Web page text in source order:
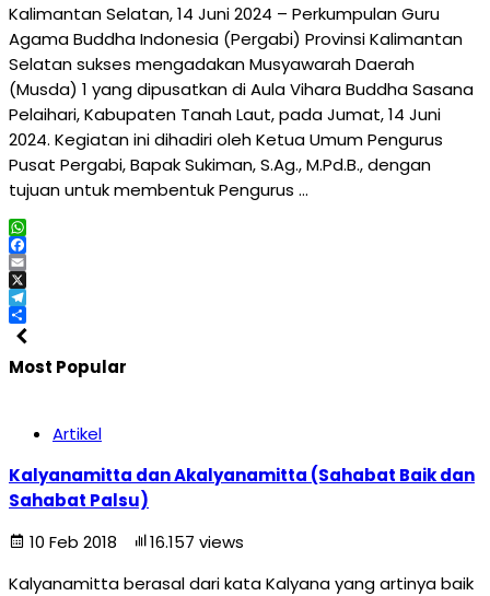
Kalimantan Selatan, 14 Juni 2024 – Perkumpulan Guru
Agama Buddha Indonesia (Pergabi) Provinsi Kalimantan
Selatan sukses mengadakan Musyawarah Daerah
(Musda) 1 yang dipusatkan di Aula Vihara Buddha Sasana
Pelaihari, Kabupaten Tanah Laut, pada Jumat, 14 Juni
2024. Kegiatan ini dihadiri oleh Ketua Umum Pengurus
Pusat Pergabi, Bapak Sukiman, S.Ag., M.Pd.B., dengan
tujuan untuk membentuk Pengurus …
WhatsApp
Facebook
Email
X
Telegram
Share
Most Popular
Artikel
Kalyanamitta dan Akalyanamitta (Sahabat Baik dan
Sahabat Palsu)
10 Feb 2018
16.157 views
Kalyanamitta berasal dari kata Kalyana yang artinya baik